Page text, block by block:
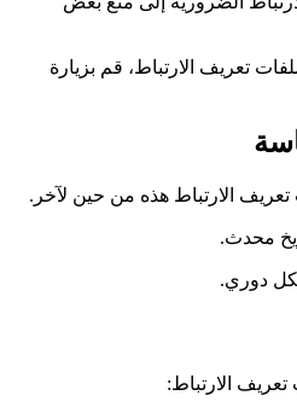
تعريف الارتباط، قم بزيارة
الارتباط هذه من حين لآخر.
محدث.
دوري.
الارتباط: